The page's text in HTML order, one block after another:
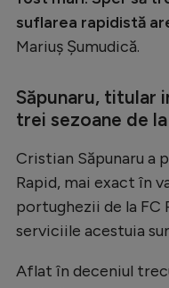
Intră în
Creează
suflarea rapidistă
Mariuș Șumudică.
Săpunaru, titular
trei sezoane de
Cristian Săpunaru a
Rapid, mai exact în
portughezii de la
serviciile acestuia
Aflat în deceniul